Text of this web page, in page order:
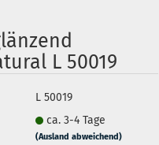
L 50019
L 50019
ca. 3-4 Tage
(Ausland abweichend)